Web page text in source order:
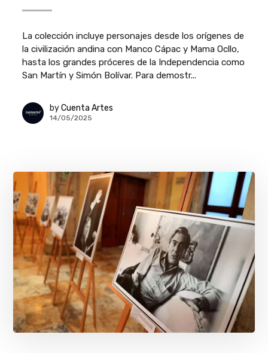
La colección incluye personajes desde los orígenes de
la civilización andina con Manco Cápac y Mama Ocllo,
hasta los grandes próceres de la Independencia como
San Martín y Simón Bolívar. Para demostr...
by Cuenta Artes
14/05/2025